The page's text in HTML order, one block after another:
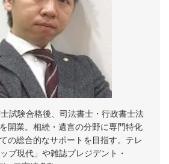
試験合格後、司法書士・行政書士法
開業。相続・遺言の分野に専門特化
の総合的なサポートを目指す。テレ
プ現代」や雑誌プレジデント・